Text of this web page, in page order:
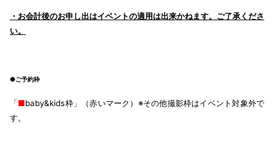
・お会計後のお申し出はイベントの適用は出来かねます。ご了承くださ
い。
●ご予約枠
「■baby&kids枠」（赤いマーク）※その他撮影枠はイベント対象外で
す。